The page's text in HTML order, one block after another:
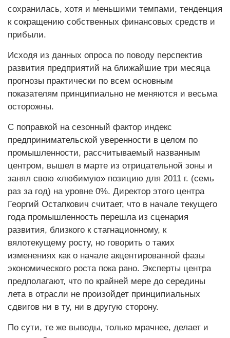
сохранилась, хотя и меньшими темпами, тенденция
к сокращению собственных финансовых средств и
прибыли.
Исходя из данных опроса по поводу перспектив
развития предприятий на ближайшие три месяца
прогнозы практически по всем основным
показателям принципиально не меняются и весьма
осторожны.
С поправкой на сезонный фактор индекс
предпринимательской уверенности в целом по
промышленности, рассчитываемый названным
центром, вышел в марте из отрицательной зоны и
занял свою «любимую» позицию для 2011 г. (семь
раз за год) на уровне 0%. Директор этого центра
Георгий Остапкович считает, что в начале текущего
года промышленность перешла из сценария
развития, близкого к стагнационному, к
вялотекущему росту, но говорить о таких
изменениях как о начале акцентированной фазы
экономического роста пока рано. Эксперты центра
предполагают, что по крайней мере до середины
лета в отрасли не произойдет принципиальных
сдвигов ни в ту, ни в другую сторону.
По сути, те же выводы, только мрачнее, делает и